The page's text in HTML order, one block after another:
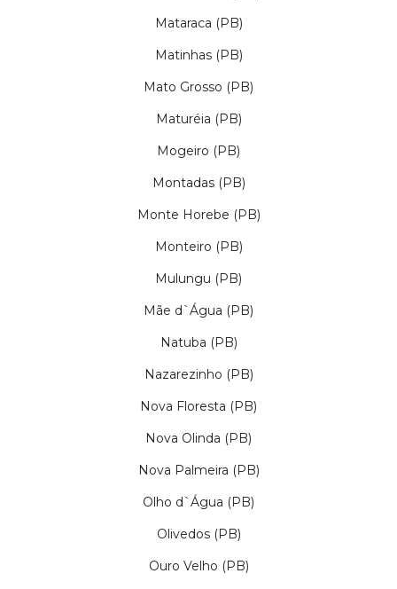
Mataraca (PB)
Matinhas (PB)
Mato Grosso (PB)
Maturéia (PB)
Mogeiro (PB)
Montadas (PB)
Monte Horebe (PB)
Monteiro (PB)
Mulungu (PB)
Mãe d`Água (PB)
Natuba (PB)
Nazarezinho (PB)
Nova Floresta (PB)
Nova Olinda (PB)
Nova Palmeira (PB)
Olho d`Água (PB)
Olivedos (PB)
Ouro Velho (PB)